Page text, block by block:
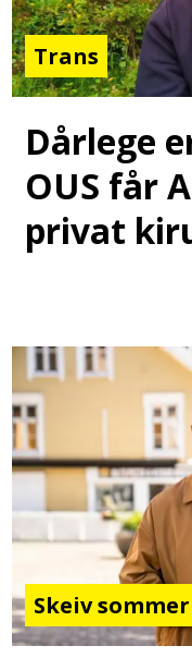
Trans
Dårlege
OUS får
privat
Skeiv sommer